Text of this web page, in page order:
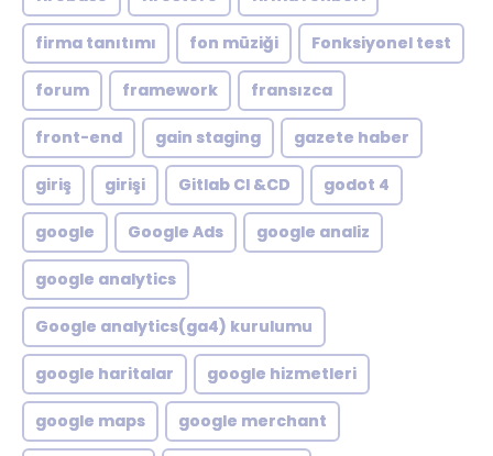
firma tanıtımı fon müziği Fonksiyonel test
forum framework fransızca
front-end gain staging gazete haber
giriş girişi Gitlab CI &CD godot 4
google Google Ads google analiz
google analytics
Google analytics(ga4) kurulumu
google haritalar google hizmetleri
google maps google merchant